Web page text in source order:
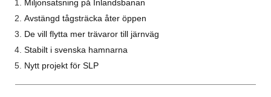
Miljonsatsning på Inlandsbanan
Avstängd tågsträcka åter öppen
De vill flytta mer trävaror till järnväg
Stabilt i svenska hamnarna
Nytt projekt för SLP